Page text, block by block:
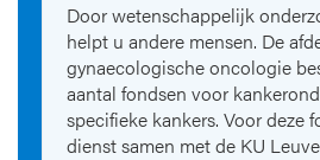
Door wetenschappelijk
helpt u andere mensen. De
gynaecologische oncologie
aantal fondsen voor
specifieke kankers. Voor deze
dienst samen met de KU